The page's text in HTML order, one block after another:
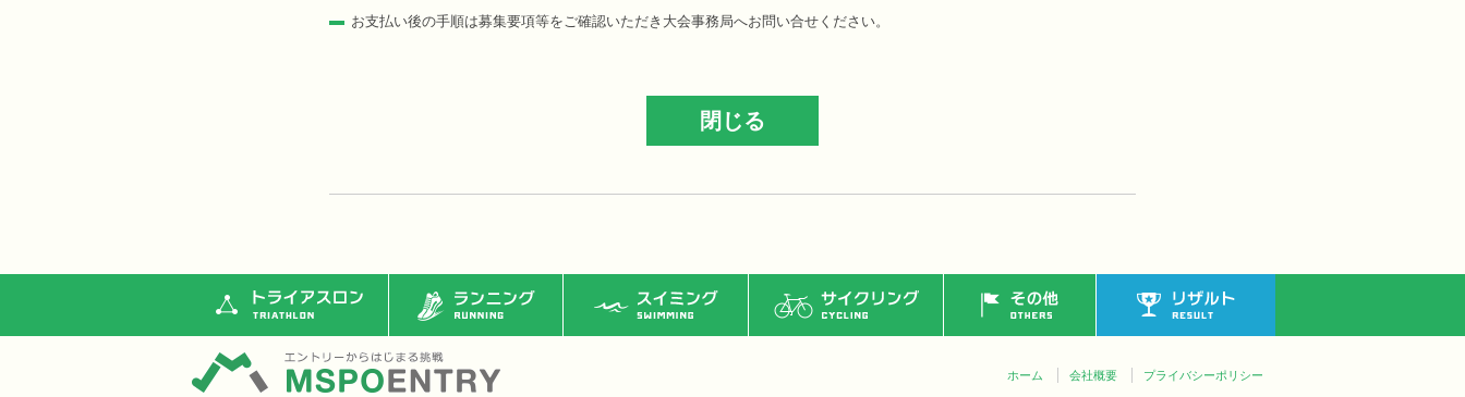
お支払い後の手順は募集要項等をご確認いただき大会事務局へお問い合せください。
トライアスロン ランニング スイミング サイクリング その他 リザルト
ホーム 会社概要 プライバシーポリシー